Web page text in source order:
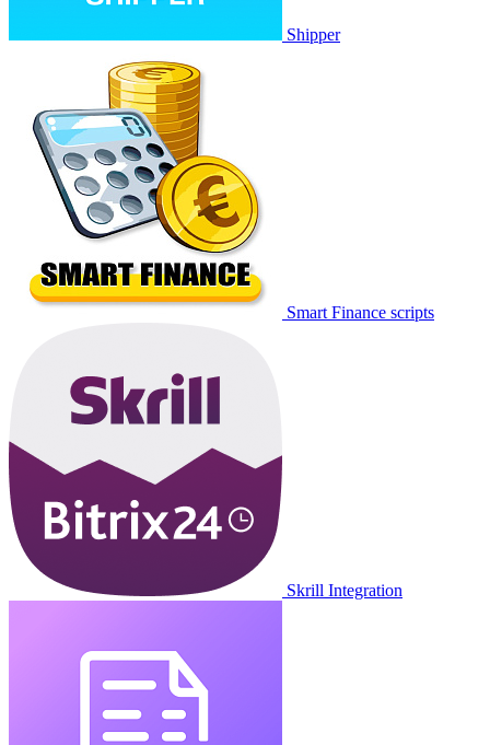
Shipper
Smart Finance scripts
Skrill Integration